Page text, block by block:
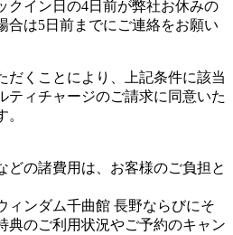
イン日の4日前が弊社お休みの
合は5日前までにご連絡をお願い
だくことにより、上記条件に該当
ティチャージのご請求に同意いた
どの諸費用は、お客様のご負担と
ィンダム千曲館 長野ならびにそ
典のご利用状況やご予約のキャン